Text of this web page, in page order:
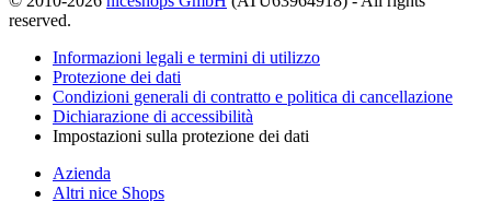
reserved.
Informazioni legali e termini di utilizzo
Protezione dei dati
Condizioni generali di contratto e politica di cancellazione
Dichiarazione di accessibilità
Impostazioni sulla protezione dei dati
Azienda
Altri nice Shops